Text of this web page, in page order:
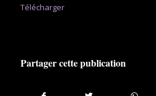
Télécharger
Partager cette publication